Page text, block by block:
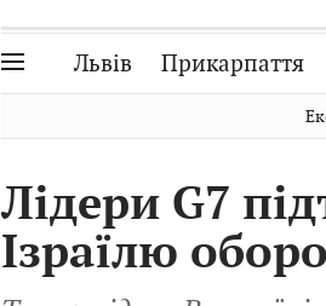
Львів Прикарпаття
Волинь
Закарпаття
Чернівці
Шептицький
Лідери G7
Ізраїлю